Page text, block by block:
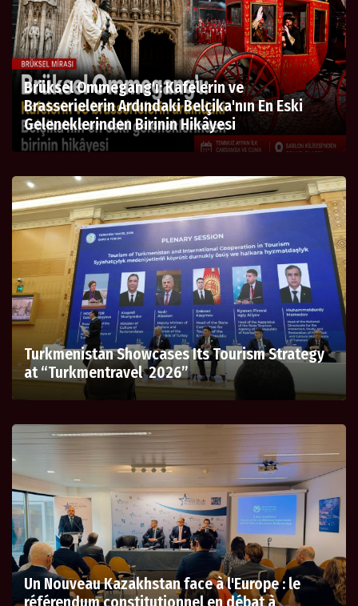
Brüksel Ommegang'ı: Kafelerin ve
Brasserielerin Ardındaki Belçika'nın En Eski
Geleneklerinden Birinin Hikâyesi
Turkmenistan Showcases Its Tourism Strategy
at “Turkmentravel 2026”
Un Nouveau Kazakhstan face à l'Europe : le